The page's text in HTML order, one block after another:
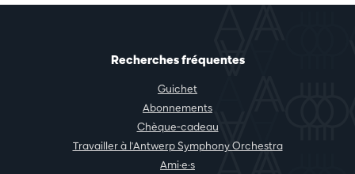
Recherches fréquentes
Guichet
Abonnements
Chèque-cadeau
Travailler à l'Antwerp Symphony Orchestra
Ami·e·s